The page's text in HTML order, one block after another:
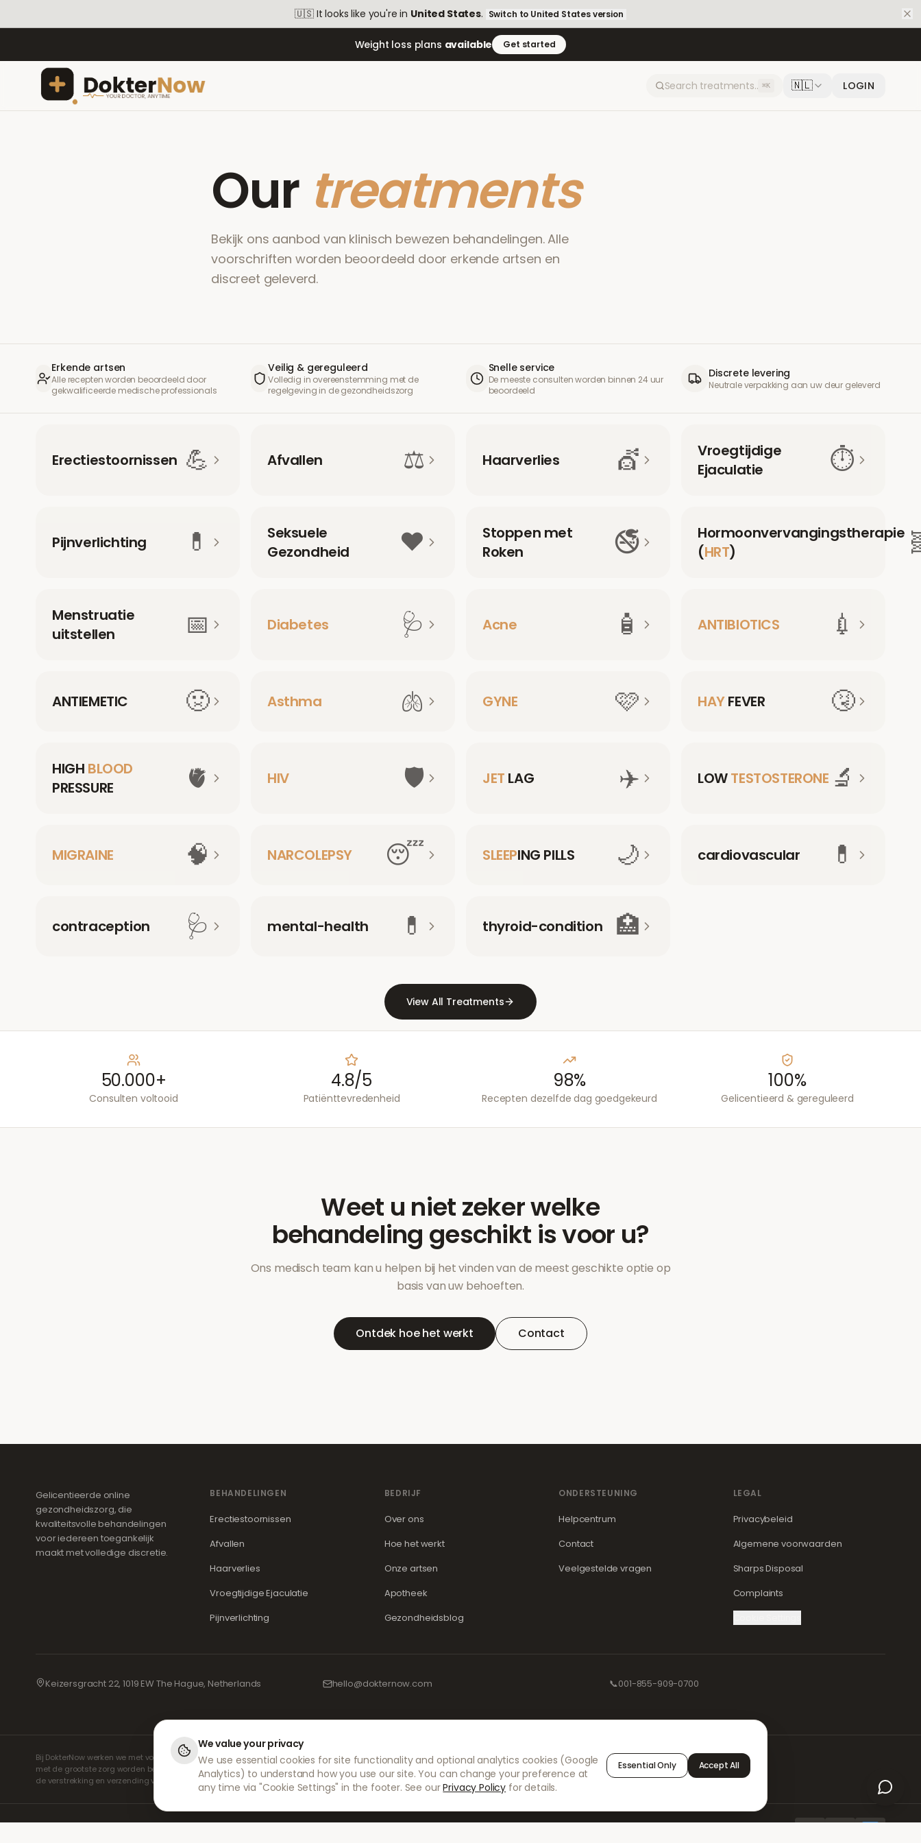
🇺🇸 It looks like you're in United States. Switch to United Statesversion
Weight loss plans available Get started
⌘K 🇳🇱 LOGIN
Our treatments
Bekijk ons aanbod van klinisch bewezen behandelingen. Alle
voorschriften worden beoordeeld door erkende artsen en
discreet geleverd.
Erkende artsen
Alle recepten worden beoordeeld door
gekwalificeerde medische professionals
Veilig & gereguleerd
Volledig in overeenstemming met de
regelgeving in de gezondheidszorg
Snelle service
De meeste consulten worden binnen 24 uur
beoordeeld
Discrete levering
Neutrale verpakking aan uw deur geleverd
Erectiestoornissen 💪 Afvallen ⚖️ Haarverlies 💇
Vroegtijdige
Ejaculatie
⏱️
Pijnverlichting 💊
Seksuele
Gezondheid
❤️
Stoppen met
Roken
🚭
Hormoonvervangingstherapie
(HRT)
Menstruatie
uitstellen
📅 Diabetes 🩺 Acne 🧴 ANTIBIOTICS 💉
ANTIEMETIC 🤢 Asthma 🫁 GYNE 🩷 HAYFEVER 🤧
HIGH BLOOD
PRESSURE
🫀 HIV 🛡️ JET LAG ✈️ LOWTESTOSTERONE 🔬
MIGRAINE 🧠 NARCOLEPSY 😴 SLEEPING PILLS 🌙 cardiovascular 💊
contraception 🩺 mental-health 💊 thyroid-condition 🏥
View All Treatments
50.000+
Consulten voltooid
4.8/5
Patiënttevredenheid
98%
Recepten dezelfde dag goedgekeurd
100%
Gelicentieerd & gereguleerd
Weet u niet zeker welke
behandeling geschikt is voor u?
Ons medisch team kan u helpen bij het vinden van de meest geschikte optie op
basis van uw behoeften.
Ontdek hoe het werkt Contact
Gelicentieerde online
gezondheidszorg, die
kwaliteitsvolle behandelingen
voor iedereen toegankelijk
maakt met volledige discretie.
BEHANDELINGEN
Erectiestoornissen
Afvallen
Haarverlies
Vroegtijdige Ejaculatie
Pijnverlichting
BEDRIJF
Over ons
Hoe het werkt
Onze artsen
Apotheek
Gezondheidsblog
ONDERSTEUNING
Helpcentrum
Contact
Veelgestelde vragen
LEGAL
Privacybeleid
Algemene voorwaarden
Sharps Disposal
Complaints
Keizersgracht 22, 1019 EW The Hague, Netherlands hello@dokternow.com 📞001-855-909-0700
Bij DokterNow werken we met volledig geregistreerde artsen en apotheken en ervaren medische professionals om ervoor te zorgen dat uw voorschriften veilig en
met de grootste zorg worden beheerd. Onze geregistreerde onafhankelijke voorschrijvers verzorgen alle consulten en recepten. Onze partnerapotheken verzorgen
de verstrekking en verzending van medicijnen.
We value your privacy
We use essential cookies for site functionality and optional analytics cookies (Google
Analytics) to understand how you use our site. You can change your preference at
any time via "Cookie Settings" in the footer. See ourPrivacy Policy for details.
Essential Only Accept All